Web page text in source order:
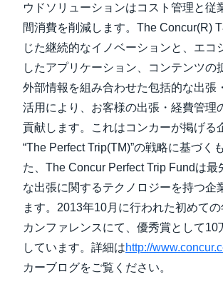
ウドソリューションはコスト管理と従
間消費を削減します。The Concur(R)
じた継続的なイノベーションと、エコ
したアプリケーション、コンテンツの
外部情報を組み合わせた包括的な出張
活用により、お客様の出張・経費管理
貢献します。これはコンカーが掲げる
“The Perfect Trip(TM)”の戦略に基づく
た、The Concur Perfect Trip Fundは最
な出張に関するテクノロジーを持つ企
ます。2013年10月に行われた初めて
カンファレンスにて、優秀賞として10
しています。詳細はhttp://
カーブログをご覧ください。